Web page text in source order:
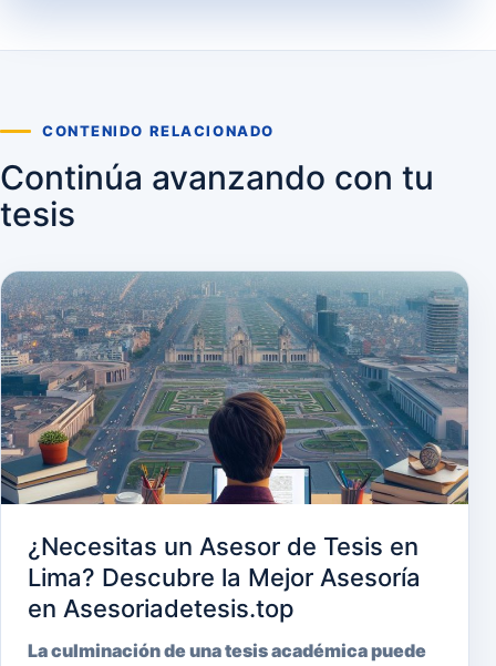
CONTENIDO RELACIONADO
Continúa avanzando con tu
tesis
¿Necesitas un Asesor de Tesis en
Lima? Descubre la Mejor Asesoría
en Asesoriadetesis.top
La culminación de una tesis académica puede